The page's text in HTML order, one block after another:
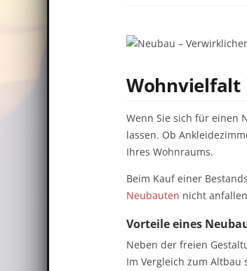
Wohnvielfalt
Wenn Sie sich für einen
lassen. Ob
Ihres Wohnraums.
Beim Kauf einer
Neubauten nicht
Vorteile eines
Neben der freien
Im Vergleich zum Altbau